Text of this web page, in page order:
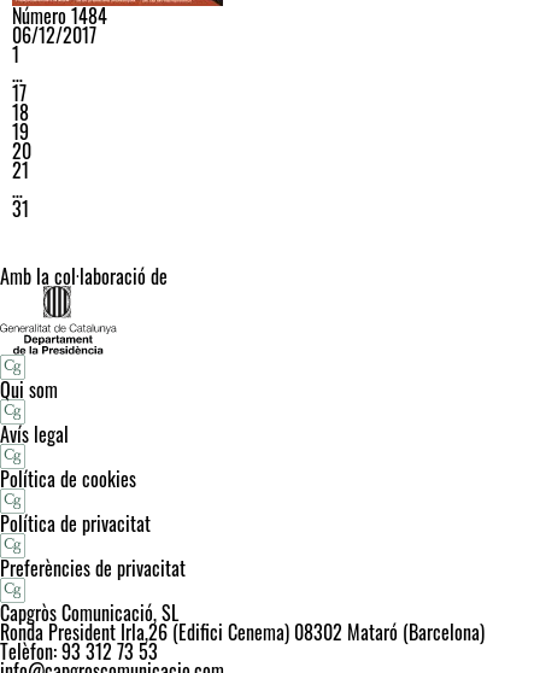
Número 1484
06/12/2017
1
…
17
18
19
20
21
…
31
Amb la col·laboració de
Qui som
Avís legal
Política de cookies
Política de privacitat
Preferències de privacitat
Capgròs Comunicació, SL
Ronda President Irla,26 (Edifici Cenema) 08302 Mataró (Barcelona)
Telèfon: 93 312 73 53